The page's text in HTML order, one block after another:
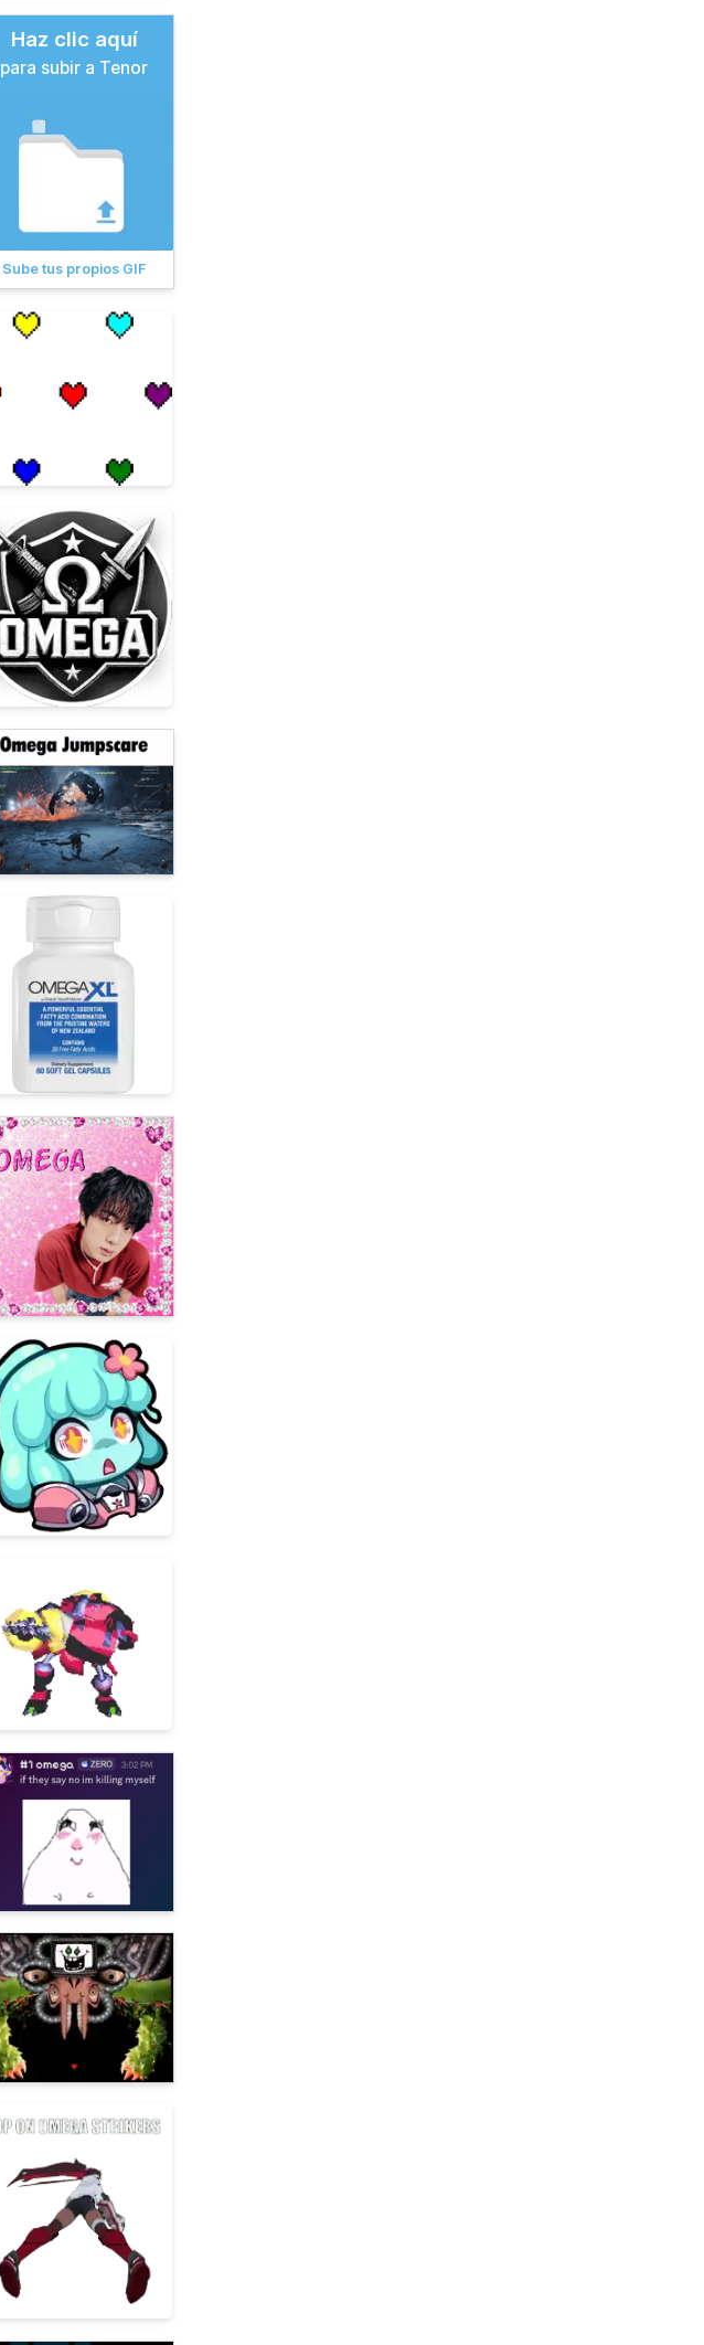
Haz clic aquí
para subir a Tenor
Sube tus propios GIF